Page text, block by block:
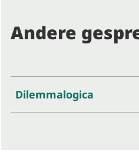
Andere
Dilemmalogica